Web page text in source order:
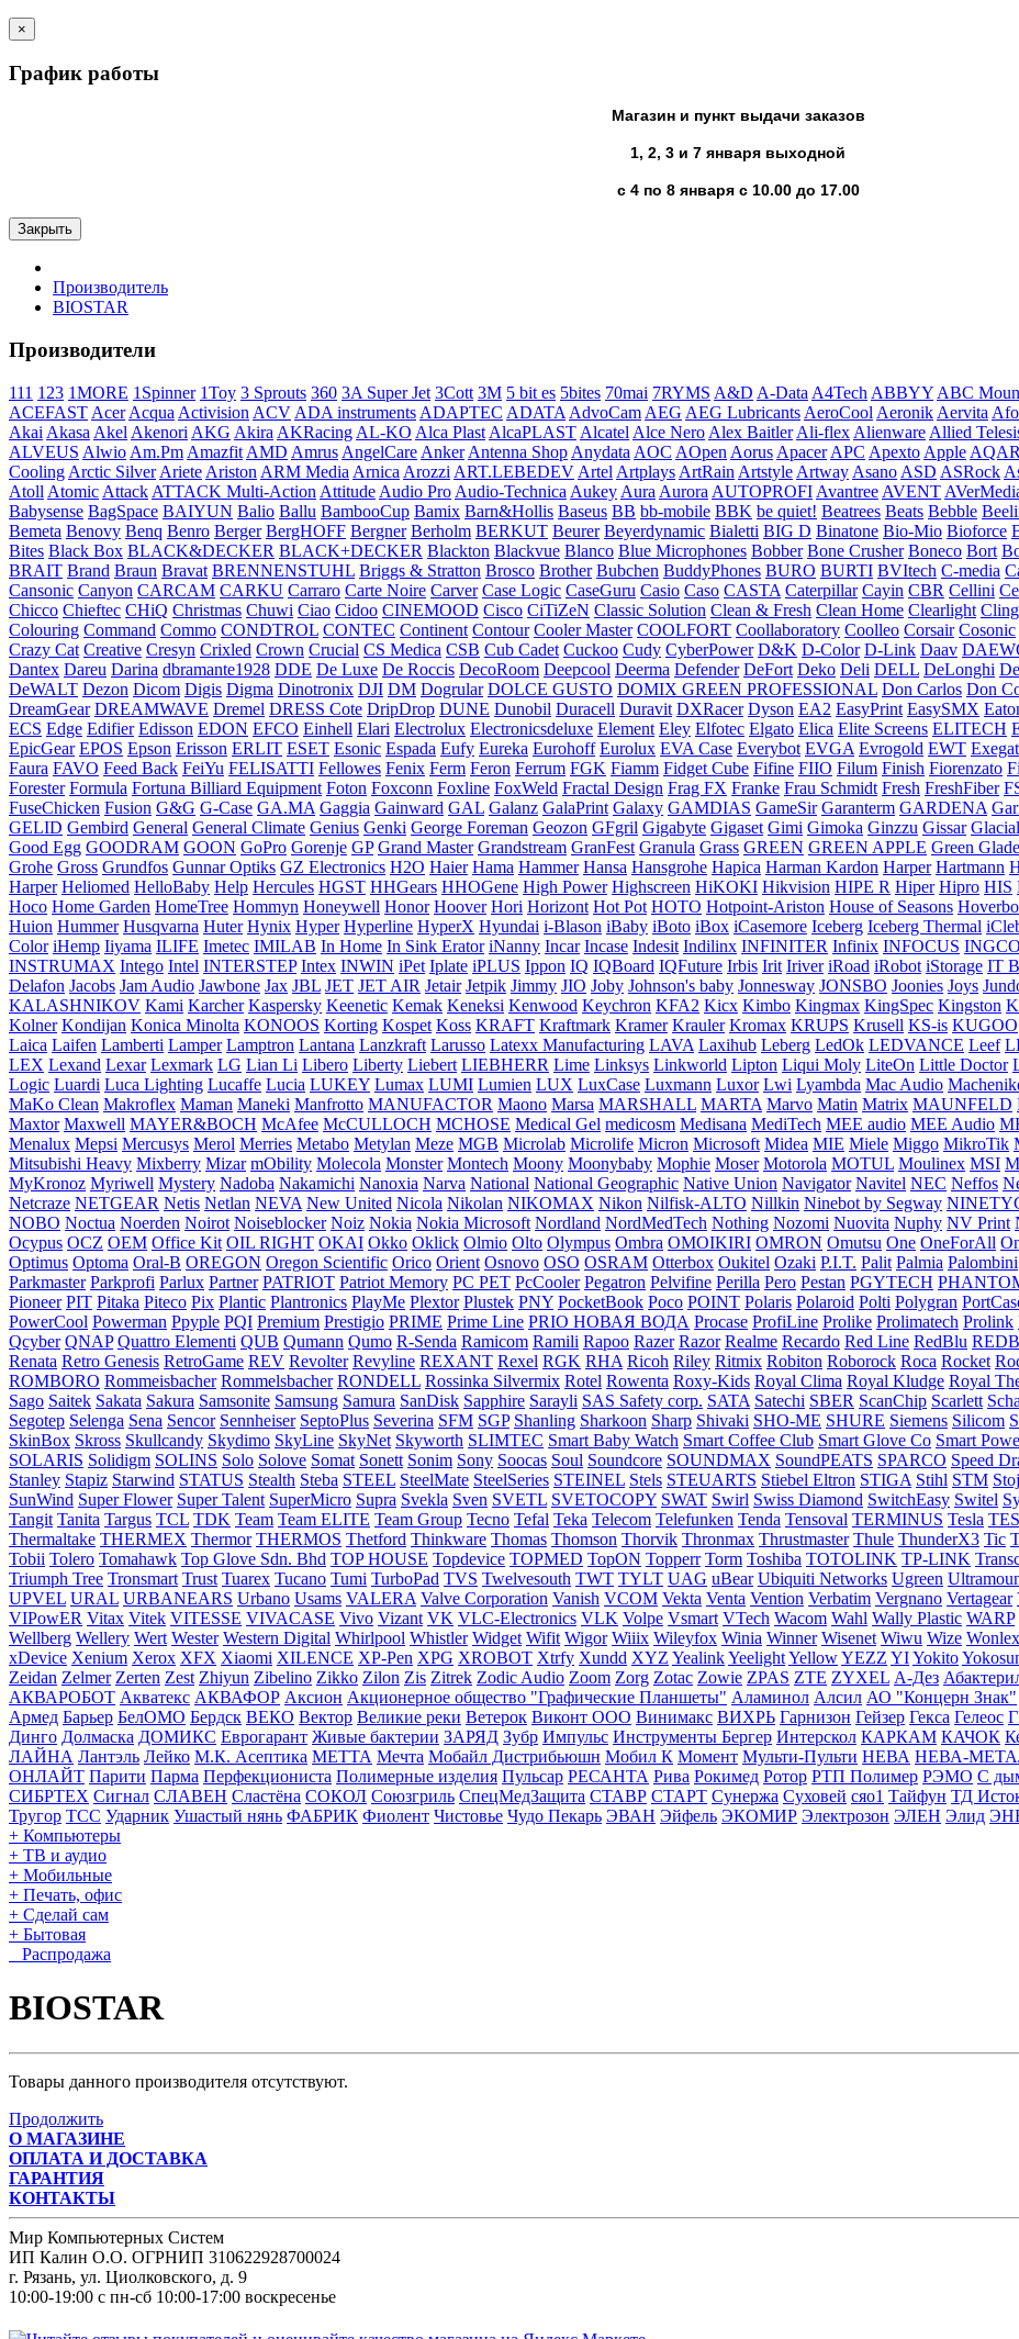
×
График работы
Магазин и пункт выдачи заказов
1, 2, 3 и 7 января выходной
с 4 по 8 января с 10.00 до 17.00
Закрыть
Производитель
BIOSTAR
Производители
111 123 1MORE 1Spinner 1Toy 3 Sprouts 360 3A Super Jet 3Cott 3M 5 bit es 5bites 70mai 7RYMS A&D A-Data A4Tech ABBYY ABC
ACEFAST Acer Acqua Activision ACV ADA instruments ADAPTEC ADATA AdvoCam AEG AEG Lubricants AeroCool Aeronik Aervita
Akai Akasa Akel Akenori AKG Akira AKRacing AL-KO Alca Plast AlcaPLAST Alcatel Alce Nero Alex Baitler Ali-flex Alienware Allied
ALVEUS Alwio Am.Pm Amazfit AMD Amrus AngelCare Anker Antenna Shop Anydata AOC AOpen Aorus Apacer APC Apexto Apple
Cooling Arctic Silver Ariete Ariston ARM Media Arnica Arozzi ART.LEBEDEV Artel Artplays ArtRain Artstyle Artway Asano ASD ASRock
Atoll Atomic Attack ATTACK Multi-Action Attitude Audio Pro Audio-Technica Aukey Aura Aurora AUTOPROFI Avantree AVENT
Babysense BagSpace BAIYUN Balio Ballu BambooCup Bamix Barn&Hollis Baseus BB bb-mobile BBK be quiet! Beatrees Beats Bebble
Bemeta Benovy Benq Benro Berger BergHOFF Bergner Berholm BERKUT Beurer Beyerdynamic Bialetti BIG D Binatone Bio-Mio Bioforce
Bites Black Box BLACK&DECKER BLACK+DECKER Blackton Blackvue Blanco Blue Microphones Bobber Bone Crusher Boneco Bort
BRAIT Brand Braun Bravat BRENNENSTUHL Briggs & Stratton Brosco Brother Bubchen BuddyPhones BURO BURTI BVItech C-media
Cansonic Canyon CARCAM CARKU Carraro Carte Noire Carver Case Logic CaseGuru Casio Caso CASTA Caterpillar Cayin CBR Cellini
Chicco Chieftec CHiQ Christmas Chuwi Ciao Cidoo CINEMOOD Cisco CiTiZeN Classic Solution Clean & Fresh Clean Home Clearlight
Colouring Command Commo CONDTROL CONTEC Continent Contour Cooler Master COOLFORT Coollaboratory Coolleo Corsair Cosonic
Crazy Cat Creative Cresyn Crixled Crown Crucial CS Medica CSB Cub Cadet Cuckoo Cudy CyberPower D&K D-Color D-Link Daav
Dantex Dareu Darina dbramante1928 DDE De Luxe De Roccis DecoRoom Deepcool Deerma Defender DeFort Deko Deli DELL DeLonghi
DeWALT Dezon Dicom Digis Digma Dinotronix DJI DM Dogrular DOLCE GUSTO DOMIX GREEN PROFESSIONAL Don Carlos Don
DreamGear DREAMWAVE Dremel DRESS Cote DripDrop DUNE Dunobil Duracell Duravit DXRacer Dyson EA2 EasyPrint EasySMX
ECS Edge Edifier Edisson EDON EFCO Einhell Elari Electrolux Electronicsdeluxe Element Eley Elfotec Elgato Elica Elite Screens ELITECH
EpicGear EPOS Epson Erisson ERLIT ESET Esonic Espada Eufy Eureka Eurohoff Eurolux EVA Case Everybot EVGA Evrogold EWT
Faura FAVO Feed Back FeiYu FELISATTI Fellowes Fenix Ferm Feron Ferrum FGK Fiamm Fidget Cube Fifine FIIO Filum Finish Fiorenzato
Forester Formula Fortuna Billiard Equipment Foton Foxconn Foxline FoxWeld Fractal Design Frag FX Franke Frau Schmidt Fresh FreshFiber
FuseChicken Fusion G&G G-Case GA.MA Gaggia Gainward GAL Galanz GalaPrint Galaxy GAMDIAS GameSir Garanterm GARDENA
GELID Gembird General General Climate Genius Genki George Foreman Geozon GFgril Gigabyte Gigaset Gimi Gimoka Ginzzu Gissar
Good Egg GOODRAM GOON GoPro Gorenje GP Grand Master Grandstream GranFest Granula Grass GREEN GREEN APPLE Green Glade
Grohe Gross Grundfos Gunnar Optiks GZ Electronics H2O Haier Hama Hammer Hansa Hansgrohe Hapica Harman Kardon Harper Hartmann
Harper Heliomed HelloBaby Help Hercules HGST HHGears HHOGene High Power Highscreen HiKOKI Hikvision HIPE R Hiper Hipro HIS
Hoco Home Garden HomeTree Hommyn Honeywell Honor Hoover Hori Horizont Hot Pot HOTO Hotpoint-Ariston House of Seasons
Huion Hummer Husqvarna Huter Hynix Hyper Hyperline HyperX Hyundai i-Blason iBaby iBoto iBox iCasemore Iceberg Iceberg Thermal
Color iHemp Iiyama ILIFE Imetec IMILAB In Home In Sink Erator iNanny Incar Incase Indesit Indilinx INFINITER Infinix INFOCUS INGCO
INSTRUMAX Intego Intel INTERSTEP Intex INWIN iPet Iplate iPLUS Ippon IQ IQBoard IQFuture Irbis Irit Iriver iRoad iRobot iStorage IT
Delafon Jacobs Jam Audio Jawbone Jax JBL JET JET AIR Jetair Jetpik Jimmy JIO Joby Johnson's baby Jonnesway JONSBO Joonies Joys
KALASHNIKOV Kami Karcher Kaspersky Keenetic Kemak Keneksi Kenwood Keychron KFA2 Kicx Kimbo Kingmax KingSpec Kingston
Kolner Kondijan Konica Minolta KONOOS Korting Kospet Koss KRAFT Kraftmark Kramer Krauler Kromax KRUPS Krusell KS-is KUGOO
Laica Laifen Lamberti Lamper Lamptron Lantana Lanzkraft Larusso Latexx Manufacturing LAVA Laxihub Leberg LedOk LEDVANCE Leef
LEX Lexand Lexar Lexmark LG Lian Li Libero Liberty Liebert LIEBHERR Lime Linksys Linkworld Lipton Liqui Moly LiteOn Little Doctor
Logic Luardi Luca Lighting Lucaffe Lucia LUKEY Lumax LUMI Lumien LUX LuxCase Luxmann Luxor Lwi Lyambda Mac Audio
MaKo Clean Makroflex Maman Maneki Manfrotto MANUFACTOR Maono Marsa MARSHALL MARTA Marvo Matin Matrix MAUNFELD
Maxtor Maxwell MAYER&BOCH McAfee McCULLOCH MCHOSE Medical Gel medicosm Medisana MediTech MEE audio MEE Audiо
Menalux Mepsi Mercusys Merol Merries Metabo Metylan Meze MGB Microlab Microlife Micron Microsoft Midea MIE Miele Miggo MikroTik
Mitsubishi Heavy Mixberry Mizar mObility Molecola Monster Montech Moony Moonybaby Mophie Moser Motorola MOTUL Moulinex MSI
MyKronoz Myriwell Mystery Nadoba Nakamichi Nanoxia Narva National National Geographic Native Union Navigator Navitel NEC Neffos
Netcraze NETGEAR Netis Netlan NEVA New United Nicola Nikolan NIKOMAX Nikon Nilfisk-ALTO Nillkin Ninebot by Segway
NOBO Noctua Noerden Noirot Noiseblocker Noiz Nokia Nokia Microsoft Nordland NordMedTech Nothing Nozomi Nuovita Nuphy NV Print
Ocypus OCZ OEM Office Kit OIL RIGHT OKAI Okko Oklick Olmio Olto Olympus Ombra OMOIKIRI OMRON Omutsu One OneForAll
Optimus Optoma Oral-B OREGON Oregon Scientific Orico Orient Osnovo OSO OSRAM Otterbox Oukitel Ozaki P.I.T. Palit Palmia Palombini
Parkmaster Parkprofi Parlux Partner PATRIOT Patriot Memory PC PET PcCooler Pegatron Pelvifine Perilla Pero Pestan PGYTECH
Pioneer PIT Pitaka Piteco Pix Plantic Plantronics PlayMe Plextor Plustek PNY PocketBook Poco POINT Polaris Polaroid Polti Polygran
PowerCool Powerman Ppyple PQI Premium Prestigio PRIME Prime Line PRIO НОВАЯ ВОДА Procase ProfiLine Prolike Prolimatech Prolink
Qcyber QNAP Quattro Elementi QUB Qumann Qumo R-Senda Ramicom Ramili Rapoo Razer Razor Realme Recardo Red Line RedBlu
Renata Retro Genesis RetroGame REV Revolter Revyline REXANT Rexel RGK RHA Ricoh Riley Ritmix Robiton Roborock Roca Rocket
ROMBORO Rommeisbacher Rommelsbacher RONDELL Rossinka Silvermix Rotel Rowenta Roxy-Kids Royal Clima Royal Kludge Royal
Sago Saitek Sakata Sakura Samsonite Samsung Samura SanDisk Sapphire Sarayli SAS Safety corp. SATA Satechi SBER ScanChip Scarlett
Segotep Selenga Sena Sencor Sennheiser SeptoPlus Severina SFM SGP Shanling Sharkoon Sharp Shivaki SHO-ME SHURE Siemens Silicom
SkinBox Skross Skullcandy Skydimo SkyLine SkyNet Skyworth SLIMTEC Smart Baby Watch Smart Coffee Club Smart Glove Co Smart
SOLARIS Solidigm SOLINS Solo Solove Somat Sonett Sonim Sony Soocas Soul Soundcore SOUNDMAX SoundPEATS SPARCO Speed
Stanley Stapiz Starwind STATUS Stealth Steba STEEL SteelMate SteelSeries STEINEL Stels STEUARTS Stiebel Eltron STIGA Stihl STM
SunWind Super Flower Super Talent SuperMicro Supra Svekla Sven SVETL SVETOCOPY SWAT Swirl Swiss Diamond SwitchEasy Switel
Tangit Tanita Targus TCL TDK Team Team ELITE Team Group Tecno Tefal Teka Telecom Telefunken Tenda Tensoval TERMINUS Tesla
Thermaltake THERMEX Thermor THERMOS Thetford Thinkware Thomas Thomson Thorvik Thronmax Thrustmaster Thule ThunderX3 Tic
Tobii Tolero Tomahawk Top Glove Sdn. Bhd TOP HOUSE Topdevice TOPMED TopON Topperr Torm Toshiba TOTOLINK TP-LINK
Triumph Tree Tronsmart Trust Tuarex Tucano Tumi TurboPad TVS Twelvesouth TWT TYLT UAG uBear Ubiquiti Networks Ugreen
UPVEL URAL URBANEARS Urbano Usams VALERA Valve Corporation Vanish VCOM Vekta Venta Vention Verbatim Vergnano Vertagear
VIPowER Vitax Vitek VITESSE VIVACASE Vivo Vizant VK VLC-Electronics VLK Volpe Vsmart VTech Wacom Wahl Wally Plastic WARP
Wellberg Wellery Wert Wester Western Digital Whirlpool Whistler Widget Wifit Wigor Wiiix Wileyfox Winia Winner Wisenet Wiwu Wize Wonlex
xDevice Xenium Xerox XFX Xiaomi XILENCE XP-Pen XPG XROBOT Xtrfy Xundd XYZ YealinkYeelightYellowYEZZ YIYokito
Zeidan Zelmer Zerten Zest Zhiyun Zibelino Zikko Zilon Zis Zitrek Zodic Audio Zoom Zorg Zotac Zowie ZPAS ZTE ZYXEL А-Дез
АКВАРОБОТ Акватекс АКВАФОР Аксион Акционерное общество "Графические Планшеты" Аламинол Алсил АО "Концерн Знак"
Армед Барьер БелОМО Бердск ВЕКО Вектор Великие реки Ветерок Виконт ООО Винимакс ВИХРЬ Гарнизон Гейзер Гекса Гелеос
Динго Долмаска ДОМИКС Еврогарант Живые бактерии ЗАРЯД Зубр Импульс Инструменты Бергер Интерскол КАРКАМ КАЧОК
ЛАЙНА Лантэль Лейко М.К. Асептика МЕТТА Мечта Мобайл Дистрибьюшн Мобил К Момент Мульти-Пульти НЕВА НЕВА-
ОНЛАЙТ Парити Парма Перфекциониста Полимерные изделия Пульсар РЕСАНТА Рива Рокимед Ротор РТП Полимер РЭМО С
СИБРТЕХ Сигнал СЛАВЕН Сластёна СОКОЛ Союзгриль СпецМедЗащита СТАВР СТАРТ Сунержа Суховей сяо1 Тайфун ТД
Тругор ТСС Ударник Ушастый нянь ФАБРИК Фиолент Чистовье Чудо Пекарь ЭВАН Эйфель ЭКОМИР Электрозон ЭЛЕН Элид
+ Компьютеры
+ ТВ и аудио
+ Мобильные
+ Печать, офис
+ Сделай сам
+ Бытовая
Распродажа
BIOSTAR
Товары данного производителя отсутствуют.
Продолжить
О МАГАЗИНЕ
ОПЛАТА И ДОСТАВКА
ГАРАНТИЯ
КОНТАКТЫ
Мир Компьютерных Систем
ИП Калин О.О. ОГРНИП 310622928700024
г. Рязань, ул. Циолковского, д. 9
10:00-19:00 с пн-сб 10:00-17:00 воскресенье